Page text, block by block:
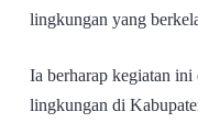
lingkungan yang
Ia berharap kegiatan ini
lingkungan di